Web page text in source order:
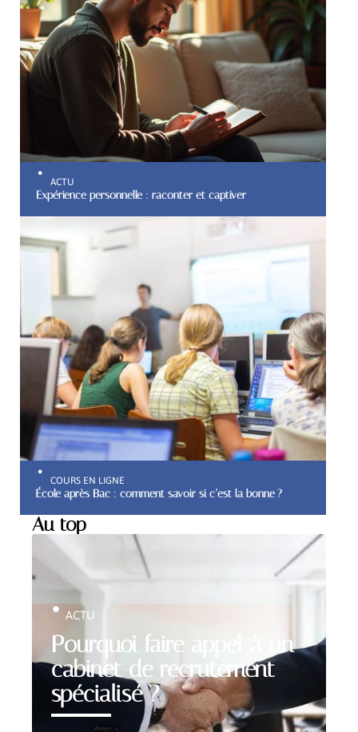
ACTU
Expérience personnelle : raconter et captiver
COURS EN LIGNE
École après Bac : comment savoir si c’est la bonne ?
Au top
Pourquoi faire appel à un
cabinet de recrutement
spécialisé ?
ACTU